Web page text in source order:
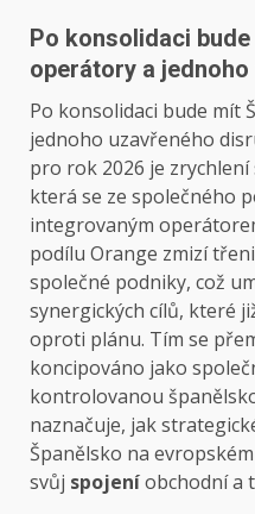
Po konsolidaci
operátory a
Po konsolidaci bude mít
jednoho uzavřeného
pro rok 2026 je
která se ze společného
integrovaným
podílu Orange zmizí
společné podniky, což
synergických cílů, které
oproti plánu. Tím se
koncipováno jako
kontrolovanou
naznačuje, jak
Španělsko na
svůj spojeníobchodní a